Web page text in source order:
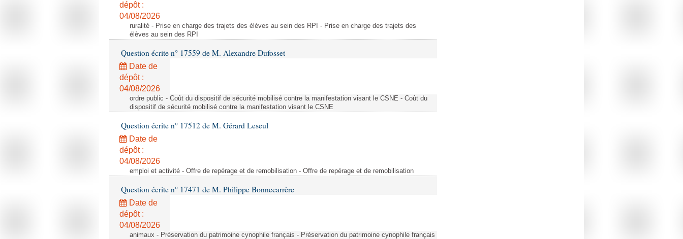
dépôt :
04/08/2026
ruralité - Prise en charge des trajets des élèves au sein des RPI - Prise en charge des trajets des
élèves au sein des RPI
Question écrite n° 17559 de M. Alexandre Dufosset
Date de
dépôt :
04/08/2026
ordre public - Coût du dispositif de sécurité mobilisé contre la manifestation visant le CSNE - Coût du
dispositif de sécurité mobilisé contre la manifestation visant le CSNE
Question écrite n° 17512 de M. Gérard Leseul
Date de
dépôt :
04/08/2026
emploi et activité - Offre de repérage et de remobilisation - Offre de repérage et de remobilisation
Question écrite n° 17471 de M. Philippe Bonnecarrère
Date de
dépôt :
04/08/2026
animaux - Préservation du patrimoine cynophile français - Préservation du patrimoine cynophile français